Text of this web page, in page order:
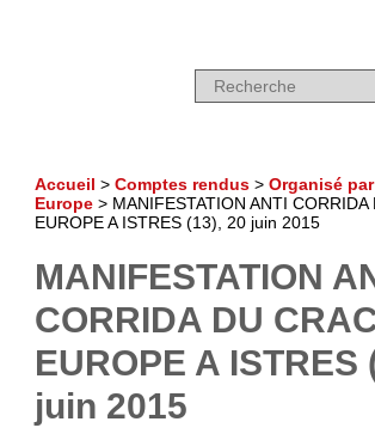
Accueil > Comptes rendus> Organisé
Europe> MANIFESTATION ANTI CORRIDA
EUROPE A ISTRES (13), 20 juin 2015
MANIFESTATION
CORRIDA DU
EUROPE A ISTRES
juin 2015